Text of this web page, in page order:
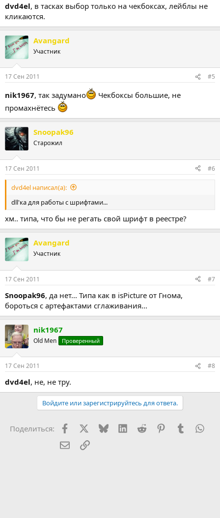
dvd4el, в тасках выбор только на чекбоксах, лейблы не
кликаются.
Avangard
Участник
17 Сен 2011 #5
nik1967, так задумано
Чекбоксы большие, не
промахнётесь
Snoopak96
Старожил
17 Сен 2011 #6
dvd4el написал(а):
dll'ка для работы с шрифтами...
хм.. типа, что бы не регать свой шрифт в реестре?
Avangard
Участник
17 Сен 2011 #7
Snoopak96, да нет... Типа как в isPicture от Гнома,
бороться с артефактами сглаживания...
nik1967
Old Men Проверенный
17 Сен 2011 #8
dvd4el, не, не тру.
Войдите или зарегистрируйтесь для ответа.
Поделиться: FacebookX (Twitter)
BlueskyLinkedInReddit PinterestTumblr
Электронная почта
Ссылка